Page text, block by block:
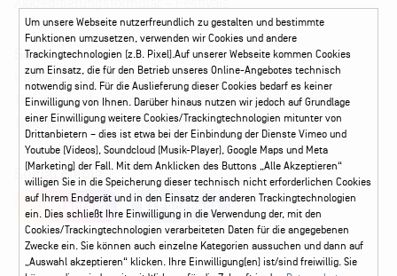
Service
Kontakt Leichte Sprache
FAQ / Hilfe
Ticketshop Hamburg
Gutscheine
Callback-Service
Ticketservice 040 - 413 22 60
Social Media
Instagram Facebook
Um unsere Webseite nutzerfreundlich zu gestalten und bestimmte
Funktionen umzusetzen, verwenden wir Cookies und andere
Trackingtechnologien (z.B. Pixel).Auf unserer Webseite kommen Cookies
zum Einsatz, die für den Betrieb unseres Online-Angebotes technisch
notwendig sind. Für die Auslieferung dieser Cookies bedarf es keiner
Einwilligung von Ihnen. Darüber hinaus nutzen wir jedoch auf Grundlage
einer Einwilligung weitere Cookies/Trackingtechnologien mitunter von
Drittanbietern – dies ist etwa bei der Einbindung der Dienste Vimeo und
Youtube (Videos), Soundcloud (Musik-Player), Google Maps und Meta
(Marketing) der Fall. Mit dem Anklicken des Buttons „Alle Akzeptieren“
willigen Sie in die Speicherung dieser technisch nicht erforderlichen Cookies
auf Ihrem Endgerät und in den Einsatz der anderen Trackingtechnologien
ein. Dies schließt Ihre Einwilligung in die Verwendung der, mit den
Cookies/Trackingtechnologien verarbeiteten Daten für die angegebenen
Zwecke ein. Sie können auch einzelne Kategorien aussuchen und dann auf
„Auswahl akzeptieren“ klicken. Ihre Einwilligung(en) ist/sind freiwillig. Sie